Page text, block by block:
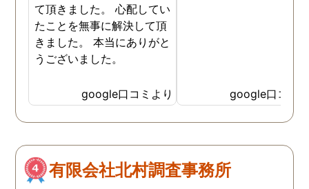
ってくれるところや、で
いつも親身に相談に乗っ
よく考えてくださってい
のが伝わる対応に探偵の
て頂きました。 心配してい
たことを無事に解決して頂
きました。 本当にありがと
うございました。
google口コミより google口コミ
有限会社北村調査事務所